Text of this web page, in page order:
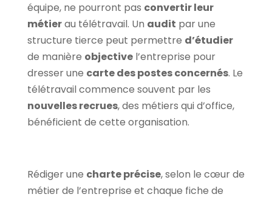
équipe, ne pourront pas convertir leur
métierau télétravail. Un audit par une
structure tierce peut permettre d’étudier
de manière objectivel’entreprise pour
dresser une carte des postes concernés. Le
télétravail commence souvent par les
nouvelles recrues, des métiers qui d’office,
bénéficient de cette organisation.
Rédiger une charte précise, selon le cœur de
métier de l’entreprise et chaque fiche de